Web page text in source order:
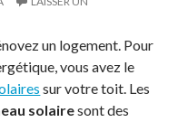
un logement. Pour
vous avez le
sur votre toit. Les
solairesont des